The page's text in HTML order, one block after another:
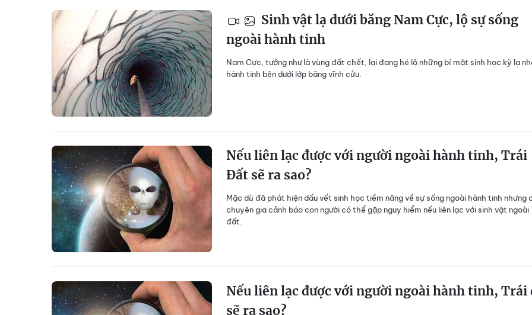
Sinh vật lạ dưới băng Nam Cực, lộ sự sống
ngoài hành tinh
Nam Cực, tưởng như là vùng đất chết, lại đang hé lộ những bí mật sinh học kỳ lạ
hành tinh bên dưới lớp băng vĩnh cửu.
Nếu liên lạc được với người ngoài hành tinh, Trái
Đất sẽ ra sao?
Mặc dù đã phát hiện dấu vết sinh học tiềm năng về sự sống ngoài hành tinh nhưng
chuyên gia cảnh báo con người có thể gặp nguy hiểm nếu liên lạc với sinh vật ngoài
đất.
Nếu liên lạc được với người ngoài hành tinh, Trái
sẽ ra sao?